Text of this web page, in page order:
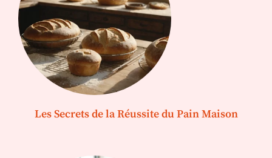
Les Secrets de la Réussite du Pain Maison